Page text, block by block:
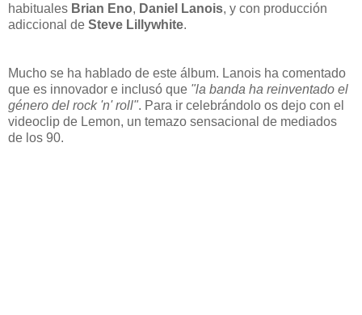
habituales Brian Eno, Daniel Lanois, y con producción
adiccional de Steve Lillywhite.
Mucho se ha hablado de este álbum. Lanois ha comentado
que es innovador e inclusó que "la banda ha reinventado el
género del rock 'n' roll". Para ir celebrándolo os dejo con el
videoclip de Lemon, un temazo sensacional de mediados
de los 90.